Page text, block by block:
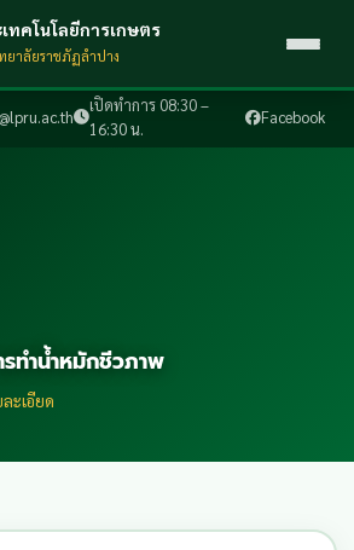
เปิดทำการ 08:30 –
16:30 น.
Facebook
ทคโนโลยีการเกษตร
ยาลัยราชภัฏลำปาง
ทำน้ำหมักชีวภาพ
ะเอียด